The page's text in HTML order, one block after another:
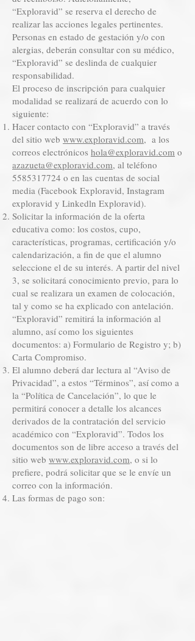
“Exploravid” se reserva el derecho de
realizar las acciones legales pertinentes.
Personas en estado de gestación y/o con
alergias, deberán consultar con su médico,
“Exploravid” se deslinda de cualquier
responsabilidad.
El proceso de inscripción para cualquier
modalidad se realizará de acuerdo con lo
siguiente:
Hacer contacto con “Exploravid” a través
del sitio web www.exploravid.com, a los
correos electrónicos hola@exploravid.com o
azazueta@exploravid.com, al teléfono
5585317724 o en las cuentas de social
media (Facebook Exploravid, Instagram
exploravid y Linkedln Exploravid).
Solicitar la información de la oferta
educativa como: los costos, cupo,
características, programas, certificación y/o
calendarización, a fin de que el alumno
seleccione el de su interés. A partir del nivel
3, se solicitará conocimiento previo, para lo
cual se realizara un examen de colocación,
tal y como se ha explicado con antelación.
“Exploravid” remitirá la información al
alumno, así como los siguientes
documentos: a) Formulario de Registro y; b)
Carta Compromiso.
El alumno deberá dar lectura al “Aviso de
Privacidad”, a estos “Términos”, así como a
la “Política de Cancelación”, lo que le
permitirá conocer a detalle los alcances
derivados de la contratación del servicio
académico con “Exploravid”. Todos los
documentos son de libre acceso a través del
sitio web www.exploravid.com, o si lo
prefiere, podrá solicitar que se le envíe un
correo con la información.
Las formas de pago son: